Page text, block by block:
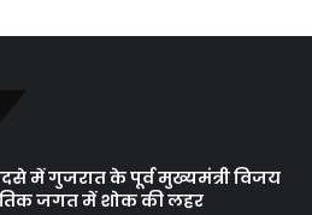
में गुजरात के पूर्व मुख्यमंत्री विजय
जगत में शोक की लहर